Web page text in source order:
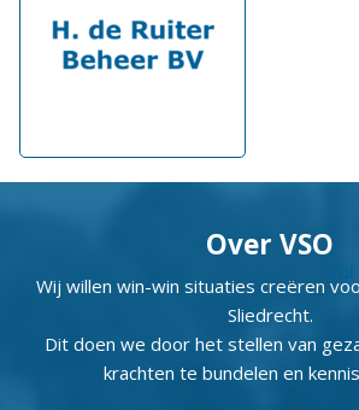
Over VSO
Wij willen win-win situaties creëren
Sliedrecht.
Dit doen we door het stellen van
krachten te bundelen en